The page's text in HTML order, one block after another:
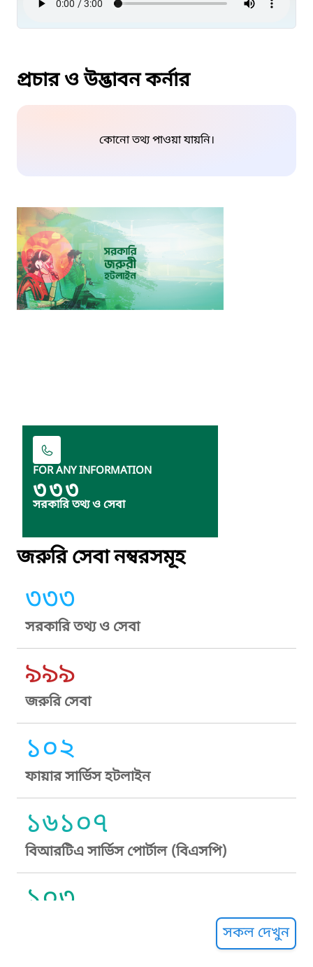
প্রচার ও উদ্ভাবন কর্নার
কোনো তথ্য পাওয়া যায়নি।
FOR ANY INFORMATION
৩৩৩
সরকারি তথ্য ও সেবা
জরুরি সেবা নম্বরসমূহ
৩৩৩
সরকারি তথ্য ও সেবা
৯৯৯
জরুরি সেবা
১০২
ফায়ার সার্ভিস হটলাইন
১৬১০৭
বিআরটিএ সার্ভিস পোর্টাল (বিএসপি)
১০৩
সকল দেখুন